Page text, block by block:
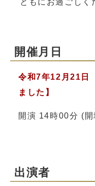
ともにお過ごしく
開催月日
令和7年12月21日
ました】
開演 14時00分 (
出演者